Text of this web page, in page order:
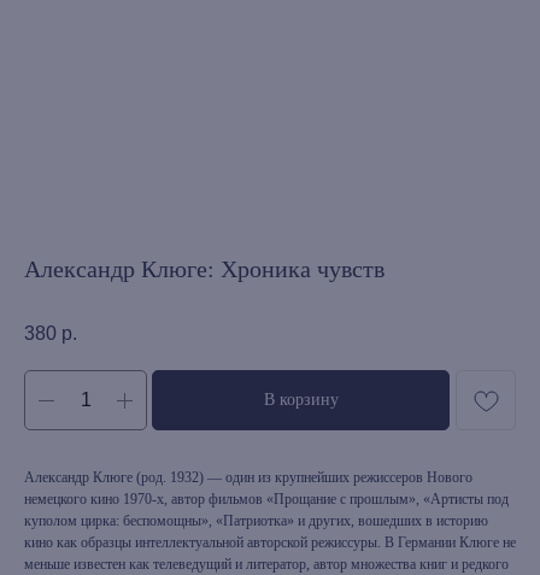
Александр Клюге: Хроника чувств
380 р.
В корзину
Александр Клюге (род. 1932) — один из крупнейших режиссеров Нового
немецкого кино 1970-х, автор фильмов «Прощание с прошлым», «Артисты под
куполом цирка: беспомощны», «Патриотка» и других, вошедших в историю
кино как образцы интеллектуальной авторской режиссуры. В Германии Клюге не
меньше известен как телеведущий и литератор, автор множества книг и редкого